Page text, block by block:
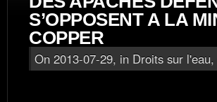
S’OPPOSENT A LA
COPPER
On 2013-07-29, in Droits sur l'eau,